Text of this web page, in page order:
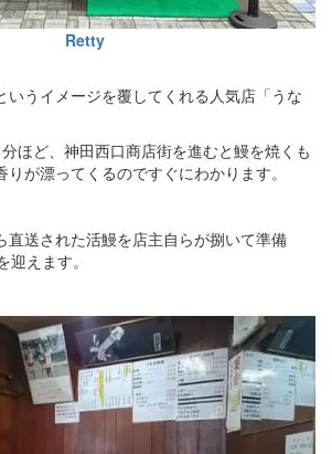
Retty
いうイメージを覆してくれる人気店「うな
ほど、神田西口商店街を進むと鰻を焼くも
が漂ってくるのですぐにわかります。
直送された活鰻を店主自らが捌いて準備
えます。